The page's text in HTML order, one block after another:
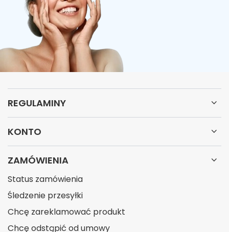
REGULAMINY
KONTO
ZAMÓWIENIA
Status zamówienia
Śledzenie przesyłki
Chcę zareklamować produkt
Chcę odstąpić od umowy